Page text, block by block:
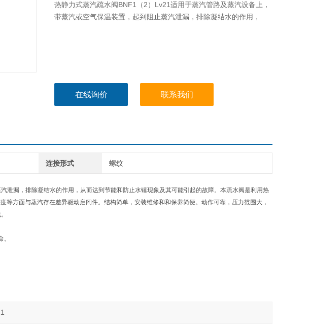
热静力式蒸汽疏水阀BNF1（2）Lv21适用于蒸汽管路及蒸汽设备上，
带蒸汽或空气保温装置，起到阻止蒸汽泄漏，排除凝结水的作用，
在线询价 联系我们
连接形式 螺纹
泄漏，排除凝结水的作用，从而达到节能和防止水锤现象及其可能引起的故障。本疏水阀是利用热
方面与蒸汽存在差异驱动启闭件。结构简单，安装维修和和保养简便。动作可靠，压力范围大，